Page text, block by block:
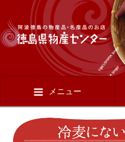
メニュー